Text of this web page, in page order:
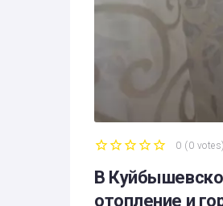
0 ( 0 votes)
В
отопление и